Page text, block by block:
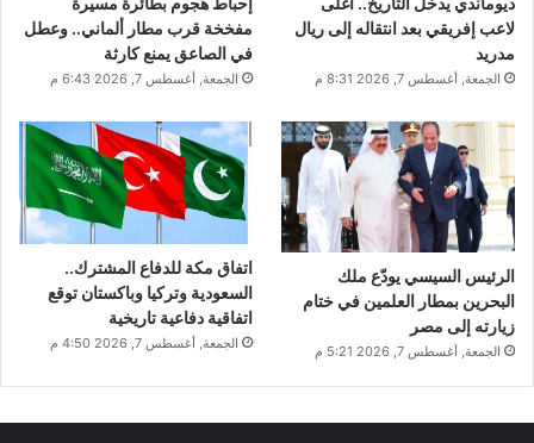
لاعب إفريقي بعد انتقاله إلى ريال
مدريد
الجمعة, أغسطس 7, 2026 8:31 م
مفخخة قرب مطار ألماني.. وعطل
في الصاعق يمنع كارثة
الجمعة, أغسطس 7, 2026 6:43 م
الرئيس السيسي يودّع ملك
البحرين بمطار العلمين في ختام
زيارته إلى مصر
الجمعة, أغسطس 7, 2026 5:21 م
اتفاق مكة للدفاع المشترك..
السعودية وتركيا وباكستان توقع
اتفاقية دفاعية تاريخية
الجمعة, أغسطس 7, 2026 4:50 م